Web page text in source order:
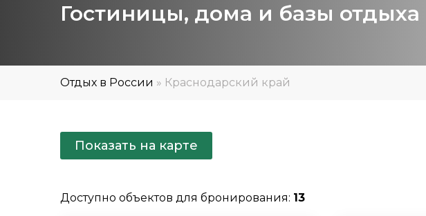
Гостиницы, дома и базы
Отдых в России » Краснодарский край
Показать на карте
Доступно объектов для бронирования: 13